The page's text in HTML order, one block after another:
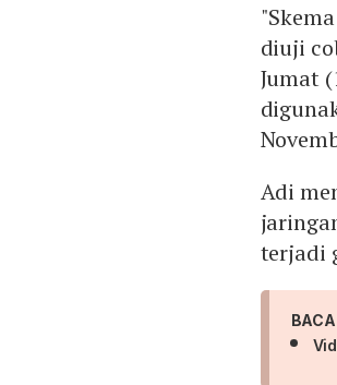
diuji
Jumat
Adi
terjadi